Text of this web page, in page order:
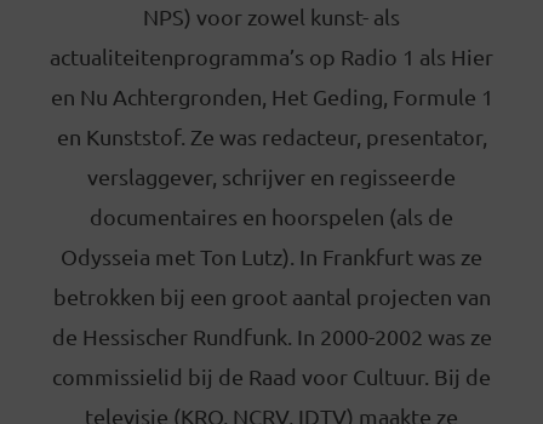
NPS) voor zowel kunst- als
actualiteitenprogramma’s op Radio 1 als Hier
en Nu Achtergronden, Het Geding, Formule 1
en Kunststof. Ze was redacteur, presentator,
verslaggever, schrijver en regisseerde
documentaires en hoorspelen (als de
Odysseia met Ton Lutz). In Frankfurt was ze
betrokken bij een groot aantal projecten van
de Hessischer Rundfunk. In 2000-2002 was ze
commissielid bij de Raad voor Cultuur. Bij de
televisie (KRO, NCRV, IDTV) maakte ze